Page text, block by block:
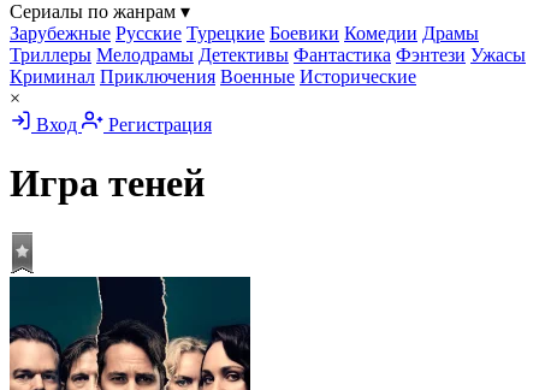
Сериалы по жанрам ▾
Зарубежные Русские Турецкие Боевики Комедии Драмы
Триллеры Мелодрамы Детективы Фантастика Фэнтези Ужасы
Криминал Приключения Военные Исторические
×
Вход
Регистрация
Игра теней